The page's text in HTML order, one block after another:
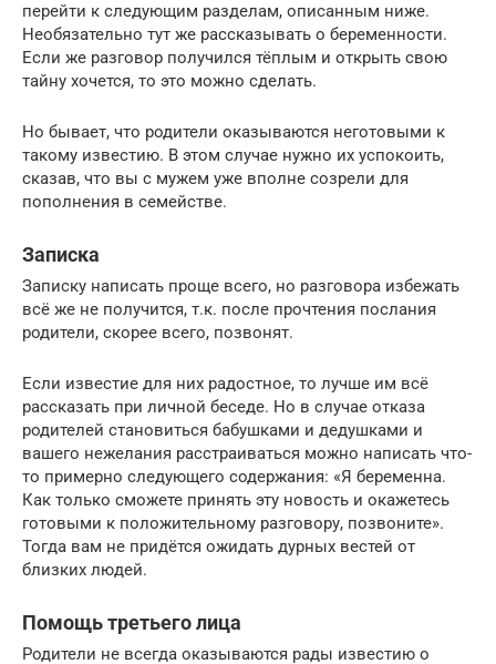
перейти к следующим разделам, описанным ниже.
Необязательно тут же рассказывать о беременности.
Если же разговор получился тёплым и открыть свою
тайну хочется, то это можно сделать.
Но бывает, что родители оказываются неготовыми к
такому известию. В этом случае нужно их успокоить,
сказав, что вы с мужем уже вполне созрели для
пополнения в семействе.
Записка
Записку написать проще всего, но разговора избежать
всё же не получится, т.к. после прочтения послания
родители, скорее всего, позвонят.
Если известие для них радостное, то лучше им всё
рассказать при личной беседе. Но в случае отказа
родителей становиться бабушками и дедушками и
вашего нежелания расстраиваться можно написать что-
то примерно следующего содержания: «Я беременна.
Как только сможете принять эту новость и окажетесь
готовыми к положительному разговору, позвоните».
Тогда вам не придётся ожидать дурных вестей от
близких людей.
Помощь третьего лица
Родители не всегда оказываются рады известию о